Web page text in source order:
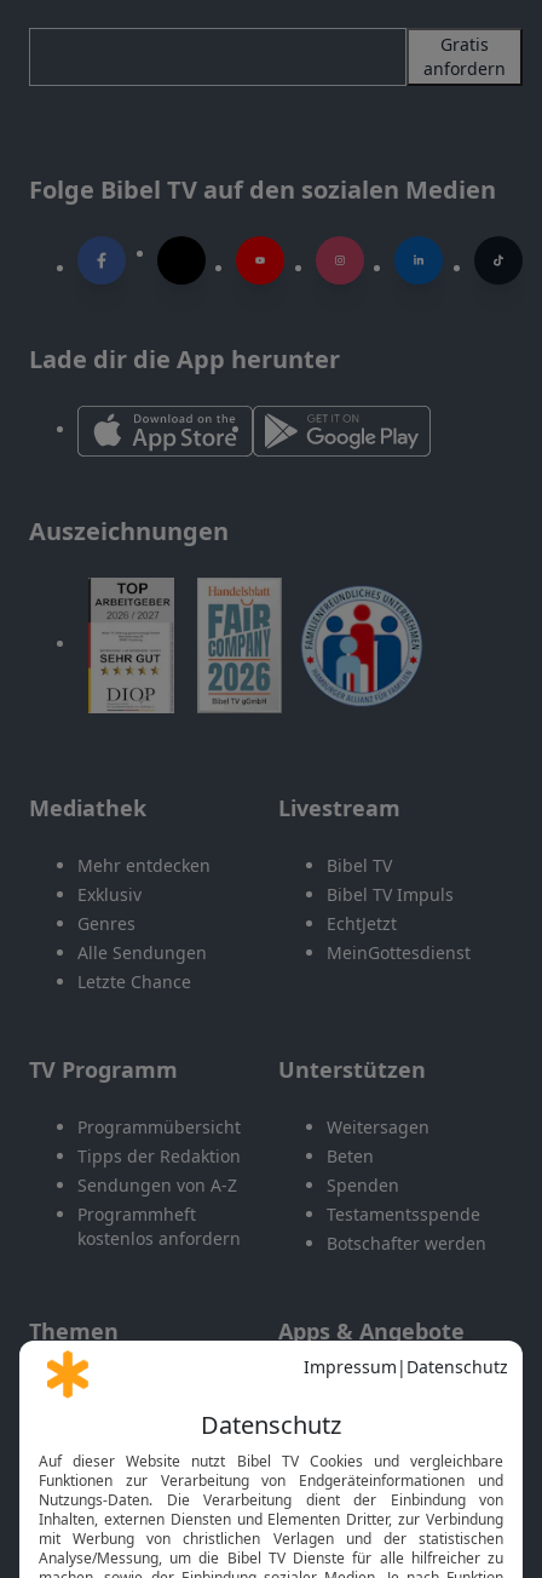
Gratis
anfordern
Folge Bibel TV auf den sozialen Medien
Lade dir die App herunter
Auszeichnungen
Mediathek
Mehr entdecken
Exklusiv
Genres
Alle Sendungen
Letzte Chance
Livestream
Bibel TV
Bibel TV Impuls
EchtJetzt
MeinGottesdienst
TV Programm
Programmübersicht
Tipps der Redaktion
Sendungen von A-Z
Programmheft
kostenlos anfordern
Unterstützen
Weitersagen
Beten
Spenden
Testamentsspende
Botschafter werden
Themen
Gott und Bibel erklärt
Neuigkeiten
Apps & Angebote
Mobile App
Smart TV
HbbTV
Bibelthek Online-Bibel
Nächster Gottesdienst